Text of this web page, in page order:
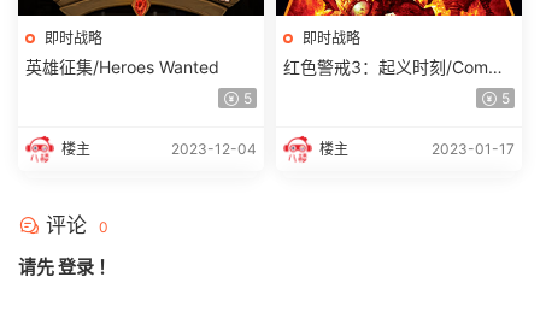
即时战略
英雄征集/Heroes Wanted
5
楼主 2023-12-04
即时战略
红色警戒3：起义时刻/Comma
5
楼主 2023-01-17
评论 0
请先登录 ！